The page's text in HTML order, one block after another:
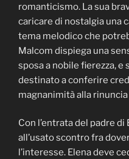
romanticismo. La sua
caricare di nostalgia una
tema melodico che
Malcom dispiega una
sposa a nobile fierezza,
destinato a conferire
magnanimità alla
Con l’entrata del padre
all’usato scontro fra
l’interesse. Elena deve